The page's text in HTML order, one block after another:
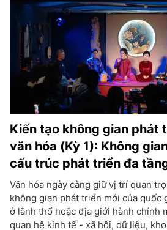
Kiến tạo không gian phát
văn hóa (Kỳ 1): Không
cấu trúc phát triển đa
Văn hóa ngày càng giữ vị trí quan
không gian phát triển mới của quốc
ở lãnh thổ hoặc địa giới hành chính
quan hệ kinh tế - xã hội, dữ liệu,